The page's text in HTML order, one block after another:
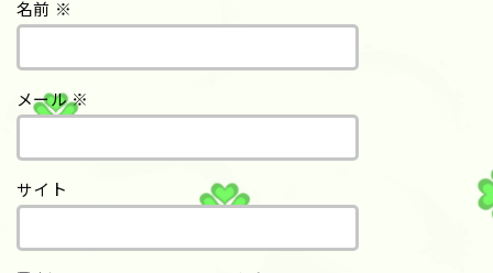
名前 ※
メール※
サイト